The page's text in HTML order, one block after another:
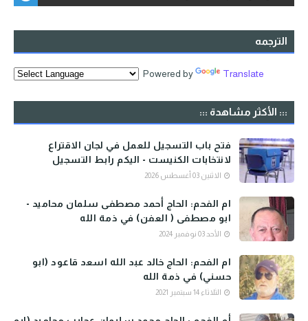
الترجمه
Powered by Translate
::: الأكثر مشاهدة :::
فتح باب التسجيل للعمل في لجان الاقتراع
لانتخابات الكنيست - اليكم رابط التسجيل
الاثنين 03 أغسطس 2026
ام الفحم: الحاج أحمد مصطفى سلمان محاميد -
ابو مصطفى ( العفن) في ذمة الله
الأحد 03 نوفمبر 2024
ام الفحم: الحاج خالد عبد الله اسعد قاعود (ابو
حسني) في ذمة الله
الثلاثاء 14 سبتمبر 2021